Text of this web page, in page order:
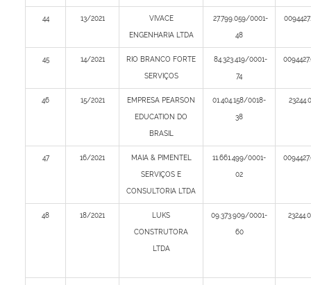
44 13/2021 VIVACE
ENGENHARIA LTDA
27.799.059/0001-
48
45 14/2021 RIO BRANCO FORTE
SERVIÇOS
84.323.419/0001-
74
46 15/2021 EMPRESA PEARSON
EDUCATION DO
BRASIL
01.404.158/0018-
38
47 16/2021 MAIA & PIMENTEL
SERVIÇOS E
CONSULTORIA LTDA
11.661.499/0001-
02
48 18/2021 LUKS
CONSTRUTORA
LTDA
09.373.909/0001-
60